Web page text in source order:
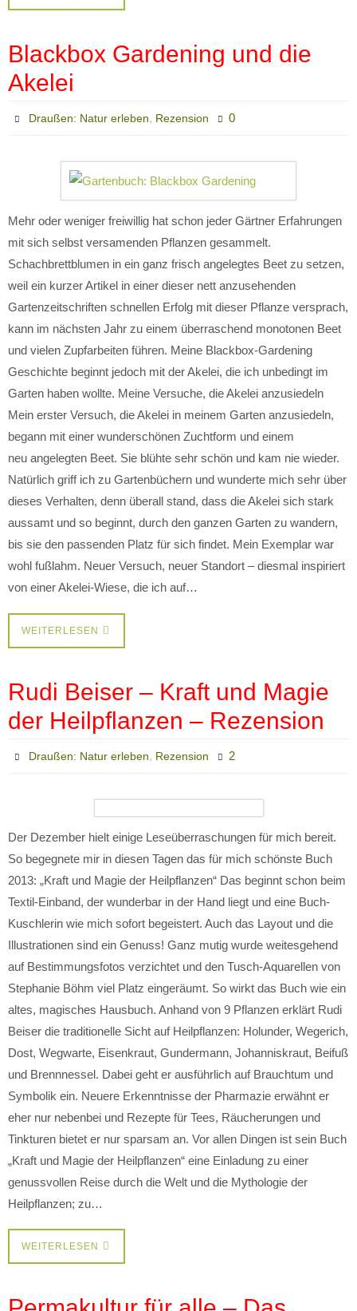
Blackbox Gardening und die
Akelei
Draußen: Natur erleben, Rezension 0
Mehr oder weniger freiwillig hat schon jeder Gärtner Erfahrungen
mit sich selbst versamenden Pflanzen gesammelt.
Schachbrettblumen in ein ganz frisch angelegtes Beet zu setzen,
weil ein kurzer Artikel in einer dieser nett anzusehenden
Gartenzeitschriften schnellen Erfolg mit dieser Pflanze versprach,
kann im nächsten Jahr zu einem überraschend monotonen Beet
und vielen Zupfarbeiten führen. Meine Blackbox-Gardening
Geschichte beginnt jedoch mit der Akelei, die ich unbedingt im
Garten haben wollte. Meine Versuche, die Akelei anzusiedeln
Mein erster Versuch, die Akelei in meinem Garten anzusiedeln,
begann mit einer wunderschönen Zuchtform und einem
neu angelegten Beet. Sie blühte sehr schön und kam nie wieder.
Natürlich griff ich zu Gartenbüchern und wunderte mich sehr über
dieses Verhalten, denn überall stand, dass die Akelei sich stark
aussamt und so beginnt, durch den ganzen Garten zu wandern,
bis sie den passenden Platz für sich findet. Mein Exemplar war
wohl fußlahm. Neuer Versuch, neuer Standort – diesmal inspiriert
von einer Akelei-Wiese, die ich auf…
WEITERLESEN
Rudi Beiser – Kraft und Magie
der Heilpflanzen – Rezension
Draußen: Natur erleben, Rezension 2
Der Dezember hielt einige Leseüberraschungen für mich bereit.
So begegnete mir in diesen Tagen das für mich schönste Buch
2013: „Kraft und Magie der Heilpflanzen“ Das beginnt schon beim
Textil-Einband, der wunderbar in der Hand liegt und eine Buch-
Kuschlerin wie mich sofort begeistert. Auch das Layout und die
Illustrationen sind ein Genuss! Ganz mutig wurde weitesgehend
auf Bestimmungsfotos verzichtet und den Tusch-Aquarellen von
Stephanie Böhm viel Platz eingeräumt. So wirkt das Buch wie ein
altes, magisches Hausbuch. Anhand von 9 Pflanzen erklärt Rudi
Beiser die traditionelle Sicht auf Heilpflanzen: Holunder, Wegerich,
Dost, Wegwarte, Eisenkraut, Gundermann, Johanniskraut, Beifuß
und Brennnessel. Dabei geht er ausführlich auf Brauchtum und
Symbolik ein. Neuere Erkenntnisse der Pharmazie erwähnt er
eher nur nebenbei und Rezepte für Tees, Räucherungen und
Tinkturen bietet er nur sparsam an. Vor allen Dingen ist sein Buch
„Kraft und Magie der Heilpflanzen“ eine Einladung zu einer
genussvollen Reise durch die Welt und die Mythologie der
Heilpflanzen; zu…
WEITERLESEN